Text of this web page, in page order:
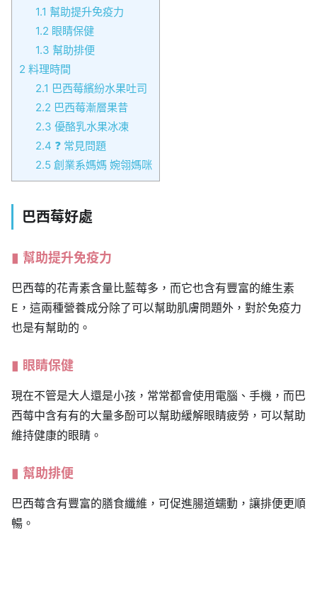
1.1 幫助提升免疫力
1.2 眼睛保健
1.3 幫助排便
2 料理時間
2.1 巴西莓繽紛水果吐司
2.2 巴西莓漸層果昔
2.3 優酪乳水果冰凍
2.4 ❓ 常見問題
2.5創業系媽媽 婉翎媽咪
巴西莓好處
幫助提升免疫力
巴西莓的花青素含量比藍莓多，而它也含有豐富的維生素
E，這兩種營養成分除了可以幫助肌膚問題外，對於免疫力
也是有幫助的。
眼睛保健
現在不管是大人還是小孩，常常都會使用電腦、手機，而巴
西莓中含有有的大量多酚可以幫助緩解眼睛疲勞，可以幫助
維持健康的眼睛。
幫助排便
巴西莓含有豐富的膳食纖維，可促進腸道蠕動，讓排便更順
暢。